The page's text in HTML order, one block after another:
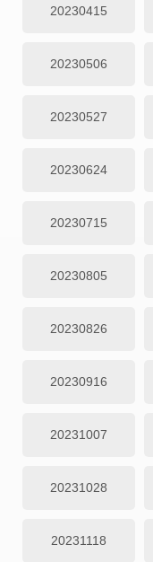
20230415
20230506
20230527
20230624
20230715
20230805
20230826
20230916
20231007
20231028
20231118